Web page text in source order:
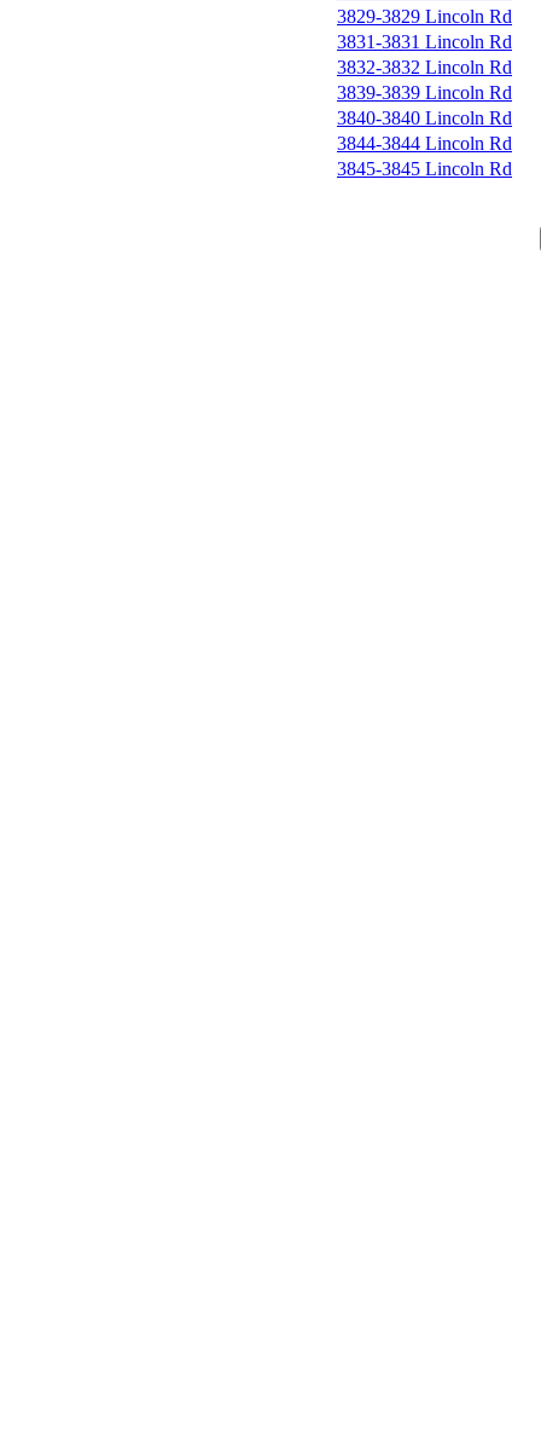
3829-3829 Lincoln Rd
3831-3831 Lincoln Rd
3832-3832 Lincoln Rd
3839-3839 Lincoln Rd
3840-3840 Lincoln Rd
3844-3844 Lincoln Rd
3845-3845 Lincoln Rd